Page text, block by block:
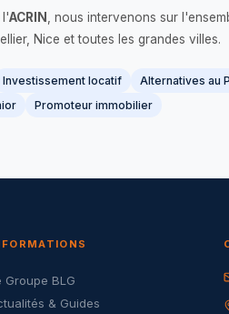
l'ACRIN
, nous intervenons sur
Nice et toutes les grandes villes.
Investissement locatif
Alternatives au
Promoteur immobilier
Groupe BLG
& Guides